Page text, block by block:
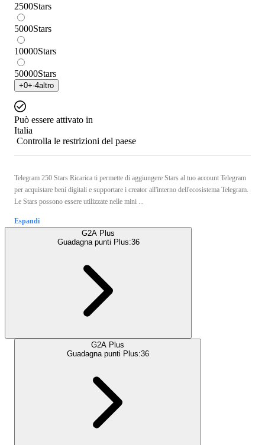
2500Stars
5000Stars
10000Stars
50000Stars
+0+-4altro
Può essere attivato in
Italia
Controlla le restrizioni del paese
Telegram 250 Stars Ricarica ti permette di aggiungere Stars al tuo account Telegram
per acquistare beni digitali e supportare i creator all'interno dell'ecosistema Telegram.
Le Stars possono essere utilizzate nelle mini ...
Espandi
G2A Plus
Guadagna punti Plus:36
G2A Plus
Guadagna punti Plus:36